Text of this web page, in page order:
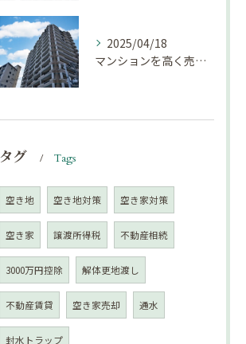
2025/04/18
マンションを高く売却するための注意点！
タグ Tags
空き地 空き地対策 空き家対策
空き家 譲渡所得税 不動産相続
3000万円控除 解体更地渡し
不動産賃貸 空き家売却 通水
封水トラップ